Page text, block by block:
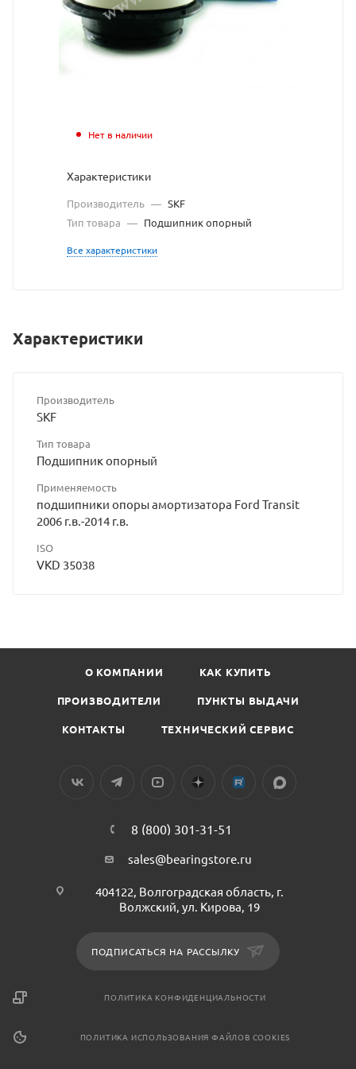
https://
по
ссылке
разрешения
Нет в наличии
Характеристики
Производитель — SKF
Тип товара — Подшипник опорный
Все характеристики
Характеристики
Производитель
SKF
Тип товара
Подшипник опорный
Применяемость
подшипники опоры амортизатора Ford Transit
2006 г.в.-2014 г.в.
ISO
VKD 35038
О КОМПАНИИ КАК КУПИТЬ
ПРОИЗВОДИТЕЛИ ПУНКТЫ ВЫДАЧИ
КОНТАКТЫ ТЕХНИЧЕСКИЙ СЕРВИС
8 (800) 301-31-51
sales@bearingstore.ru
404122, Волгоградская область, г.
Волжский, ул. Кирова, 19
ПОДПИСАТЬСЯ НА РАССЫЛКУ
ПОЛИТИКА КОНФИДЕНЦИАЛЬНОСТИ
ПОЛИТИКА ИСПОЛЬЗОВАНИЯ ФАЙЛОВ COOKIES